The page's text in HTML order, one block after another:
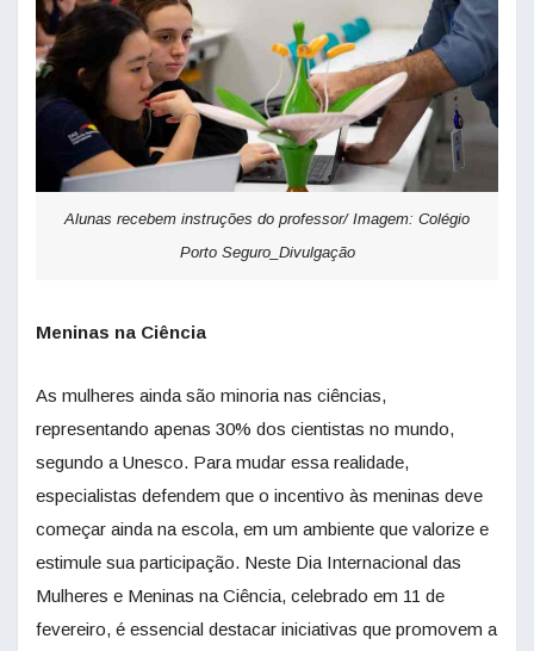
Alunas recebem instruções do professor/ Imagem: Colégio
Porto Seguro_Divulgação
Meninas na Ciência
As mulheres ainda são minoria nas ciências,
representando apenas 30% dos cientistas no mundo,
segundo a Unesco. Para mudar essa realidade,
especialistas defendem que o incentivo às meninas deve
começar ainda na escola, em um ambiente que valorize e
estimule sua participação. Neste Dia Internacional das
Mulheres e Meninas na Ciência, celebrado em 11 de
fevereiro, é essencial destacar iniciativas que promovem a